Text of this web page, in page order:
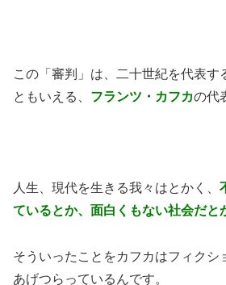
この「審判」は、二十世紀を代表す
ともいえる、 フランツ・カフカの代
人生、現代を生きる我々はとかく、
ているとか、面白くもない社会だと
そういったことをカフカはフィクシ
あげつらっているんです。